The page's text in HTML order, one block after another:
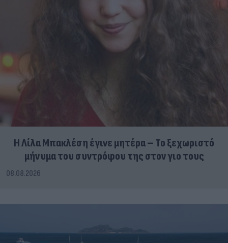
Η Λίλα Μπακλέση έγινε μητέρα – Το ξεχωριστό
μήνυμα του συντρόφου της στον γιο τους
08.08.2026